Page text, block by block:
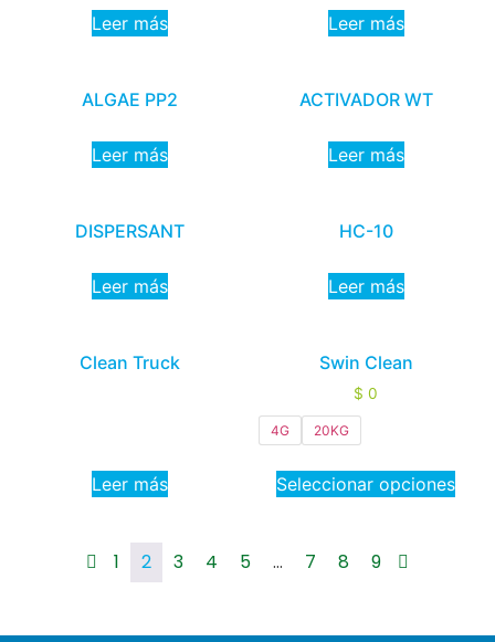
Leer más Leer más
ALGAE PP2
Leer más
ACTIVADOR WT
Leer más
DISPERSANT
Leer más
HC-10
Leer más
Clean Truck
Leer más
Swin Clean
$ 0
4G 20KG
Seleccionar opciones
1 2 3 4 5 … 7 8 9